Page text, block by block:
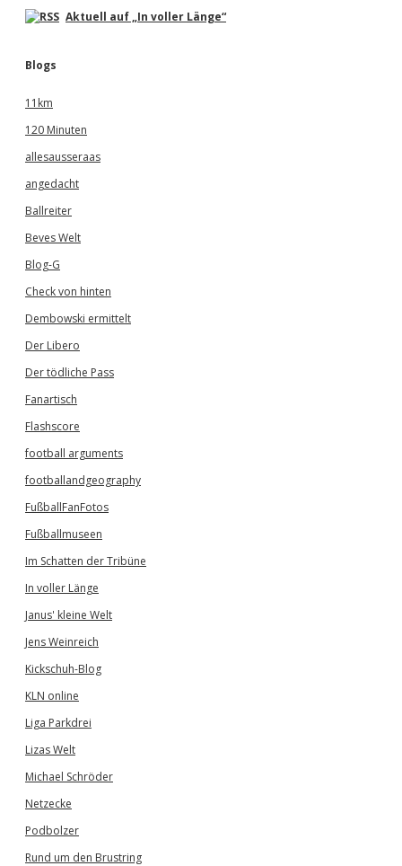
Aktuell auf „In voller Länge“
Blogs
11km
120 Minuten
allesausseraas
angedacht
Ballreiter
Beves Welt
Blog-G
Check von hinten
Dembowski ermittelt
Der Libero
Der tödliche Pass
Fanartisch
Flashscore
football arguments
footballandgeography
FußballFanFotos
Fußballmuseen
Im Schatten der Tribüne
In voller Länge
Janus' kleine Welt
Jens Weinreich
Kickschuh-Blog
KLN online
Liga Parkdrei
Lizas Welt
Michael Schröder
Netzecke
Podbolzer
Rund um den Brustring